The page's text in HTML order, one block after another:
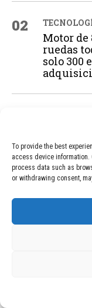
To provide the best
access device
process data such as
or withdrawing consent,
02
Motor de
ruedas
solo 300
GAME
2026
04 BLOG
de
Menos